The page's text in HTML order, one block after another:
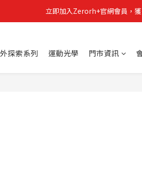
立即加入Zerorh+官網會員，
立即加入Zerorh+官網會員，
立即加入Zerorh+官網會員，獲
探索系列 運動光學 門市資訊